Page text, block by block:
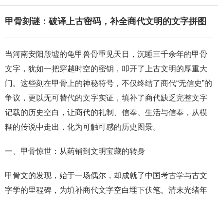
甲骨刻谜：破译上古密码，补全商代文明的文字拼图
当河南安阳殷墟的龟甲兽骨重见天日，沉睡三千余年的甲骨
文字，犹如一把穿越时空的密钥，叩开了上古文明的厚重大
门。这些刻在甲骨上的神秘符号，不仅终结了商代“无信史”的
争议，更以无可替代的文字实证，填补了商代缺乏完整文字
记载的历史空白，让商代的礼制、信奉、生活与信奉，从模
糊的传说中走出，化为可触可感的历史图景。
一、甲骨惊世：从药铺到文明宝藏的转身
甲骨文的发现，始于一场偶尔，却成就了中国考古学与古文
字学的里程碑，为填补商代文字空白埋下伏笔。清末光绪年